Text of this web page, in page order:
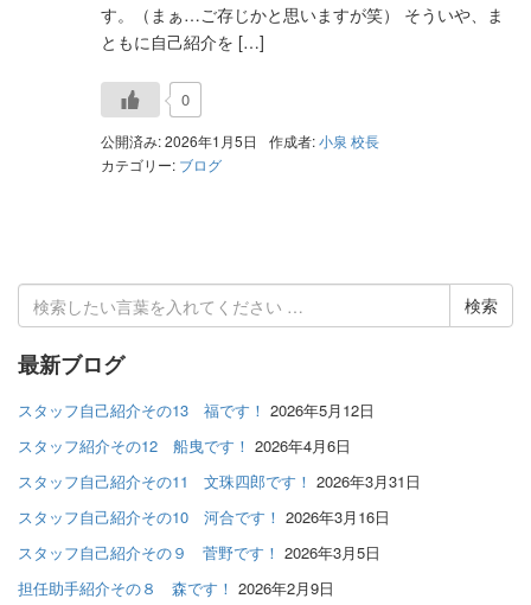
す。（まぁ…ご存じかと思いますが笑） そういや、ま
ともに自己紹介を […]
0
公開済み: 2026年1月5日 作成者:小泉 校長
カテゴリー: ブログ
検
索
果:
最新ブログ
スタッフ自己紹介その13 福です！ 2026年5月12日
スタッフ紹介その12 船曳です！ 2026年4月6日
スタッフ自己紹介その11 文珠四郎です！ 2026年3月31日
スタッフ自己紹介その10 河合です！ 2026年3月16日
スタッフ自己紹介その９ 菅野です！ 2026年3月5日
担任助手紹介その８ 森です！ 2026年2月9日